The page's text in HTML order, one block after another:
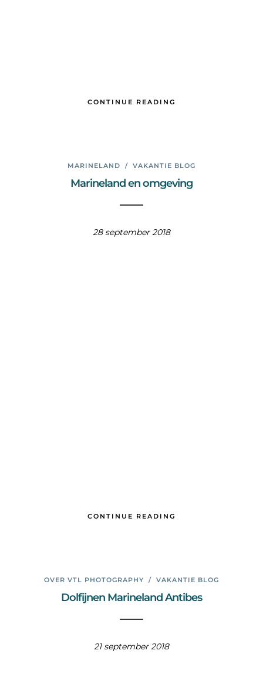
CONTINUE READING
MARINELAND / VAKANTIE BLOG
Marineland en omgeving
28 september 2018
CONTINUE READING
OVER VTL PHOTOGRAPHY / VAKANTIE BLOG
Dolfijnen Marineland Antibes
21 september 2018